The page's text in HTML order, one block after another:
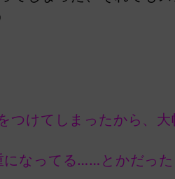
つけてしまったから、
なってる……とかだっ